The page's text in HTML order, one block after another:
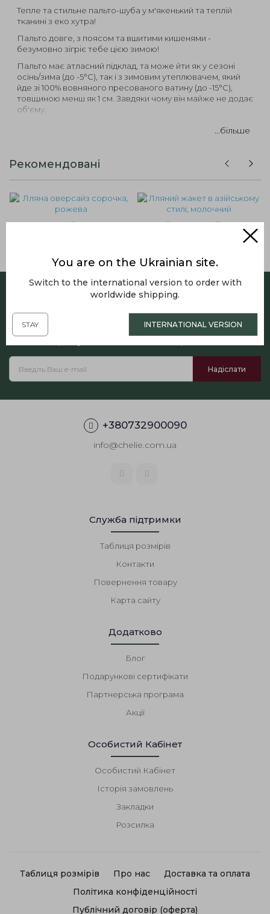
Тепле та стильне пальто-шуба у м'якенький та теплій
тканині з еко хутра!
Пальто довге, з поясом та вшитими кишенями -
безумовно зігріє тебе цією зимою!
Пальто має атласний підклад, та може йти як у сезоні
осінь/зима (до -5°C), так і з зимовим утеплювачем, який
йде зі 100% вовняного пресованого ватину (до -15°C),
товщиною менш як 1 см. Завдяки чому він майже не додає
об'єму.
...більше
Рекомендовані
Лляна оверсайз сорочка,
Лляний жакет в азійському
Підписатись на розсилку
You are on the Ukrainian site.
Switch to the international version to order with
worldwide shipping.
STAY INTERNATIONAL VERSION
+380732900090
info@chelie.com.ua
Служба підтримки
Таблиця розмірів
Контакти
Повернення товару
Карта сайту
Додатково
Блог
Подарункові сертифікати
Партнерська програма
Акції
Особистий Кабінет
Особистий Кабінет
Історія замовлень
Закладки
Розсилка
Таблиця розмірів Про нас
Доставка та оплата
Політика конфіденційності
Публічний договір (оферта)